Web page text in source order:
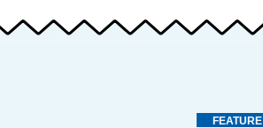
FEATURE